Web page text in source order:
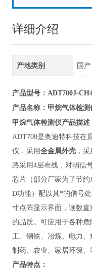
详细介绍
产地类别 国产
产品型号：ADT700J-
产品名称： 甲烷气体检测
甲烷气体检测仪产品描述
ADT700是奥迪特科技在
仪，采用全金属外壳，采
路采用4层布线，对弱信
芯片（部分厂家为了节
D功能）配以其*的信号
寸点阵显示界面，读数
的品质。可应用于各种
工、 钢铁、冶炼、电力 、
制药、 农业、家居环保、
产品特点：